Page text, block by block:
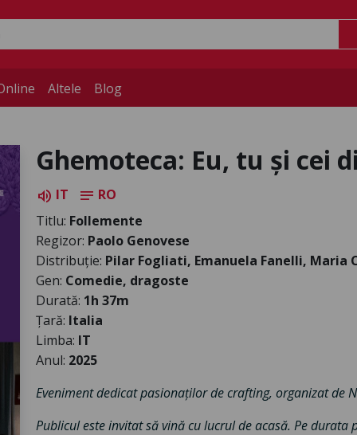
Altele Blog
Ghemoteca: Eu, tu și cei
volume_up IT notes RO
Titlu: Follemente
Regizor: Paolo Genovese
Distribuție: Pilar Fogliati, Emanuela Fanelli, Maria
Gen: Comedie, dragoste
Durată: 1h 37m
Țară: Italia
Limba: IT
Anul: 2025
Eveniment dedicat pasionaților de crafting, organizat de
Publicul este invitat să vină cu lucrul de acasă. Pe